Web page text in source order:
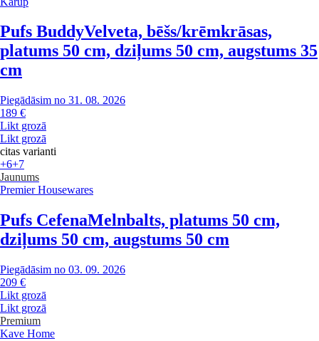
Pufs BuddyVelveta, bēšs/krēmkrāsas,
platums 50 cm, dziļums 50 cm, augstums 35
cm
Piegādāsim no 31. 08. 2026
189 €
Likt grozā
Likt grozā
citas varianti
+6+7
Jaunums
Premier Housewares
Pufs CefenaMelnbalts, platums 50 cm,
dziļums 50 cm, augstums 50 cm
Piegādāsim no 03. 09. 2026
209 €
Likt grozā
Likt grozā
Premium
Kave Home